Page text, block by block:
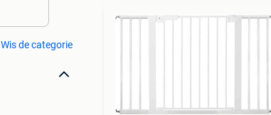
Wis de categorie